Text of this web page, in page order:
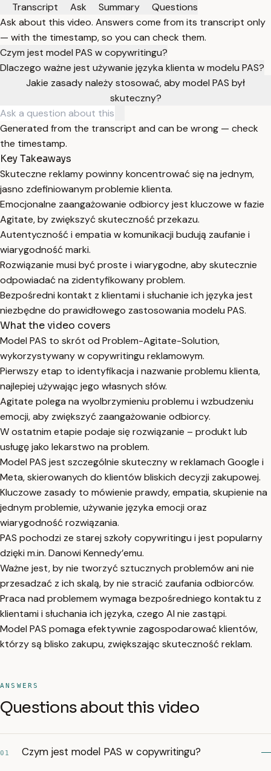
Transcript
Ask Summary
Questions
Ask about this video. Answers come from its transcript only
— with the timestamp, so you can check them.
Czym jest model PAS w copywritingu?
Dlaczego ważne jest używanie języka klienta w modelu PAS?
Jakie zasady należy stosować, aby model PAS był
skuteczny?
Generated from the transcript and can be wrong — check
the timestamp.
Key Takeaways
Skuteczne reklamy powinny koncentrować się na jednym,
jasno zdefiniowanym problemie klienta.
Emocjonalne zaangażowanie odbiorcy jest kluczowe w fazie
Agitate, by zwiększyć skuteczność przekazu.
Autentyczność i empatia w komunikacji budują zaufanie i
wiarygodność marki.
Rozwiązanie musi być proste i wiarygodne, aby skutecznie
odpowiadać na zidentyfikowany problem.
Bezpośredni kontakt z klientami i słuchanie ich języka jest
niezbędne do prawidłowego zastosowania modelu PAS.
What the video covers
Model PAS to skrót od Problem-Agitate-Solution,
wykorzystywany w copywritingu reklamowym.
Pierwszy etap to identyfikacja i nazwanie problemu klienta,
najlepiej używając jego własnych słów.
Agitate polega na wyolbrzymieniu problemu i wzbudzeniu
emocji, aby zwiększyć zaangażowanie odbiorcy.
W ostatnim etapie podaje się rozwiązanie – produkt lub
usługę jako lekarstwo na problem.
Model PAS jest szczególnie skuteczny w reklamach Google i
Meta, skierowanych do klientów bliskich decyzji zakupowej.
Kluczowe zasady to mówienie prawdy, empatia, skupienie na
jednym problemie, używanie języka emocji oraz
wiarygodność rozwiązania.
PAS pochodzi ze starej szkoły copywritingu i jest popularny
dzięki m.in. Danowi Kennedy’emu.
Ważne jest, by nie tworzyć sztucznych problemów ani nie
przesadzać z ich skalą, by nie stracić zaufania odbiorców.
Praca nad problemem wymaga bezpośredniego kontaktu z
klientami i słuchania ich języka, czego AI nie zastąpi.
Model PAS pomaga efektywnie zagospodarować klientów,
którzy są blisko zakupu, zwiększając skuteczność reklam.
ANSWERS
Questions about this video
01 Czym jest model PAS w copywritingu?